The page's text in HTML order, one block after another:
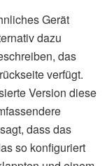
Gerät
dazu
das
verfügt.
Version diese
dass das
so konfiguriert